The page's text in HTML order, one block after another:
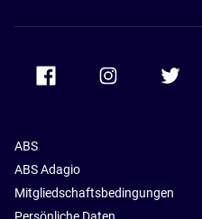
Accor Facebook Accor
ABS
ABS Adagio
Mitgliedschaftsbedingungen